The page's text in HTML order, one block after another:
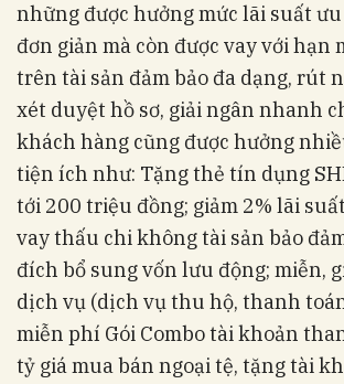
những được hưởng mức lãi suất
đơn giản mà còn được vay với hạn
trên tài sản đảm bảo đa dạng, rút
xét duyệt hồ sơ, giải ngân nhanh
khách hàng cũng được hưởng
tiện ích như: Tặng thẻ tín dụng
tới 200 triệu đồng; giảm 2% lãi
vay thấu chi không tài sản bảo
đích bổ sung vốn lưu động; miễn,
dịch vụ (dịch vụ thu hộ, thanh
miễn phí Gói Combo tài khoản
tỷ giá mua bán ngoại tệ, tặng tài